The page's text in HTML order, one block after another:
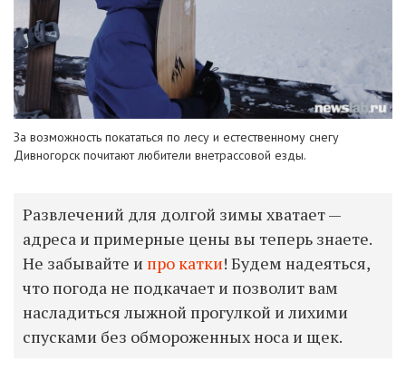
За возможность покататься по лесу и естественному снегу
Дивногорск почитают любители внетрассовой езды.
Развлечений для долгой зимы хватает —
адреса и примерные цены вы теперь знаете.
Не забывайте и про катки! Будем надеяться,
что погода не подкачает и позволит вам
насладиться лыжной прогулкой и лихими
спусками без обмороженных носа и щек.